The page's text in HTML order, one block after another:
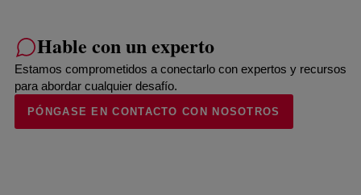
Hable con un experto
Estamos comprometidos a conectarlo con expertos y recursos
para abordar cualquier desafío.
PÓNGASE EN CONTACTO CON NOSOTROS